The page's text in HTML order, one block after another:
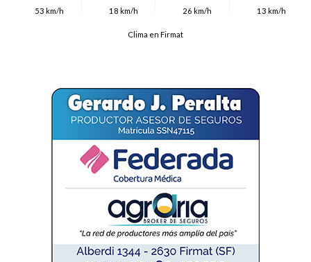
53 km/h 18 km/h 26 km/h 13 km/h
Clima en Firmat